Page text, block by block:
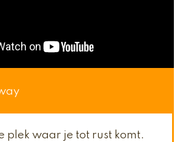
plek waar je tot rust komt.